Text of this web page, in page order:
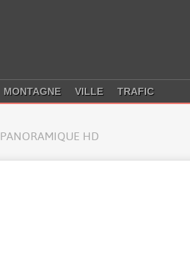
MONTAGNE VILLE TRAFIC
PANORAMIQUE HD